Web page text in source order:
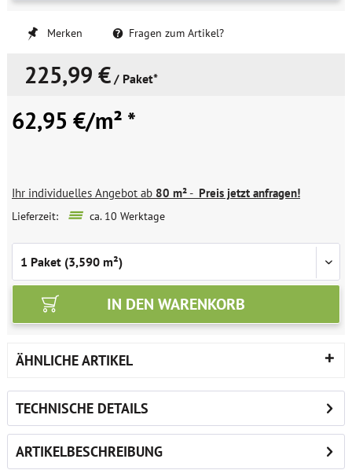
Merken Fragen zum Artikel?
225,99 € / Paket*
62,95 €/m² *
Ihr individuelles Angebot ab 80 m²- Preis jetzt anfragen!
Lieferzeit: ca. 10 Werktage
IN DEN WARENKORB
ÄHNLICHE ARTIKEL
TECHNISCHE DETAILS
ARTIKELBESCHREIBUNG